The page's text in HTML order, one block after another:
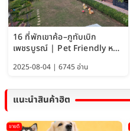
16 ที่พักเขาค้อ–ภูทับเบิก
เพชรบูรณ์ | Pet Friendly หมา
2025-08-04 | 6745 อ่าน
แนะนำสินค้าฮิต
ขายดี